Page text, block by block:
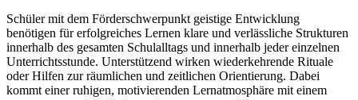
Schüler mit dem Förderschwerpunkt geistige Entwicklung
benötigen für erfolgreiches Lernen klare und verlässliche Strukturen
innerhalb des gesamten Schulalltags und innerhalb jeder einzelnen
Unterrichtsstunde. Unterstützend wirken wiederkehrende Rituale
oder Hilfen zur räumlichen und zeitlichen Orientierung. Dabei
kommt einer ruhigen, motivierenden Lernatmosphäre mit einem